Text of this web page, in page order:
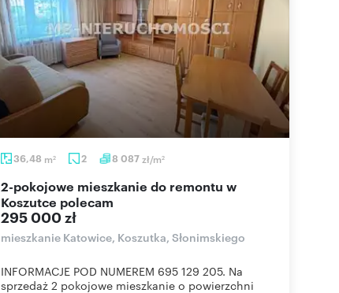
36,48 m2 2 8 087zł/m2
2-pokojowe mieszkanie do remontu w
Koszutce polecam
295 000 zł
mieszkanie Katowice, Koszutka, Słonimskiego
INFORMACJE POD NUMEREM 695 129 205. Na
sprzedaż 2 pokojowe mieszkanie o powierzchni